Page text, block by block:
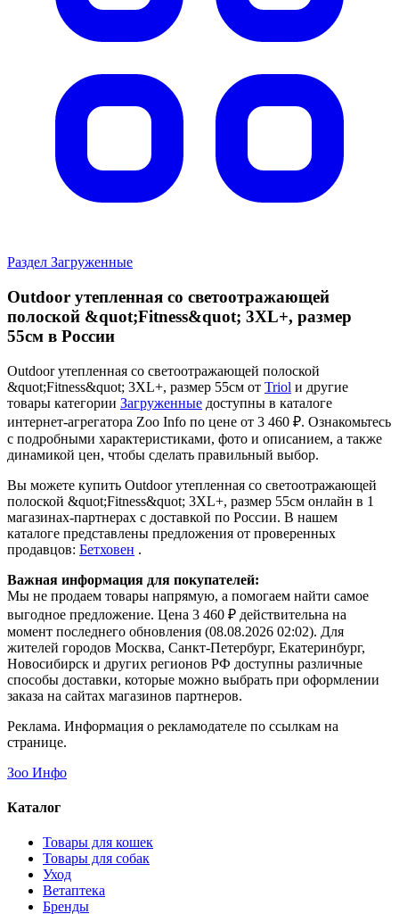
Раздел Загруженные
Outdoor утепленная со светоотражающей
полоской &quot;Fitness&quot; 3XL+, размер
55см в России
Outdoor утепленная со светоотражающей полоской
&quot;Fitness&quot; 3XL+, размер 55см от Triol и другие
товары категории Загруженные доступны в каталоге
интернет-агрегатора Zoo Info по цене от 3 460 ₽. Ознакомьтесь
с подробными характеристиками, фото и описанием, а также
динамикой цен, чтобы сделать правильный выбор.
Вы можете купить Outdoor утепленная со светоотражающей
полоской &quot;Fitness&quot; 3XL+, размер 55см онлайн в 1
магазинах-партнерах с доставкой по России. В нашем
каталоге представлены предложения от проверенных
продавцов: Бетховен .
Важная информация для покупателей:
Мы не продаем товары напрямую, а помогаем найти самое
выгодное предложение. Цена 3 460 ₽ действительна на
момент последнего обновления (08.08.2026 02:02). Для
жителей городов Москва, Санкт-Петербург, Екатеринбург,
Новосибирск и других регионов РФ доступны различные
способы доставки, которые можно выбрать при оформлении
заказа на сайтах магазинов партнеров.
Реклама. Информация о рекламодателе по ссылкам на
странице.
Зоо Инфо
Каталог
Товары для кошек
Товары для собак
Уход
Ветаптека
Бренды